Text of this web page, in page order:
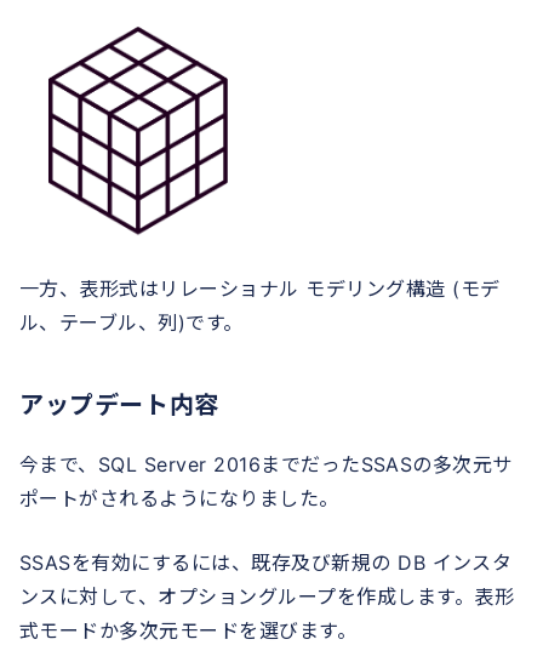
一方、表形式はリレーショナル モデリング構造 (モデ
ル、テーブル、列)です。
アップデート内容
今まで、SQL Server 2016までだったSSASの多次元サ
ポートがされるようになりました。
SSASを有効にするには、既存及び新規の DB インスタ
ンスに対して、オプショングループを作成します。表形
式モードか多次元モードを選びます。